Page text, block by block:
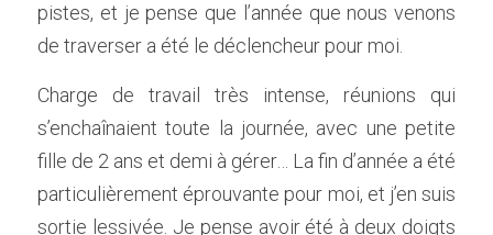
pistes, et je pense que l’année que nous venons
de traverser a été le déclencheur pour moi.
Charge de travail très intense, réunions qui
s’enchaînaient toute la journée, avec une petite
fille de 2 ans et demi à gérer… La fin d’année a été
particulièrement éprouvante pour moi, et j’en suis
sortie lessivée. Je pense avoir été à deux doigts